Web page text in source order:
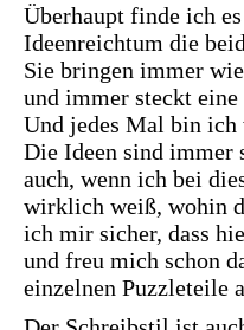
Überhaupt finde ich
Ideenreichtum die
Sie bringen immer
und immer steckt eine
Und jedes Mal bin ich
Die Ideen sind immer
auch, wenn ich bei
wirklich weiß, wohin
ich mir sicher, dass
und freu mich schon
einzelnen Puzzleteile